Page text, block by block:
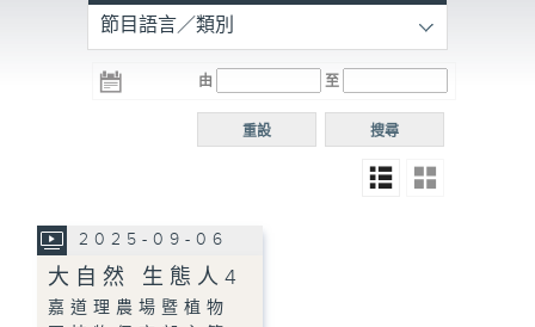
R3
電台 電台
R5
電台
普通
節目語言／類別
由 至
搜尋
重設
2025-09-06
大自然 生態人4
嘉道理農場暨植物